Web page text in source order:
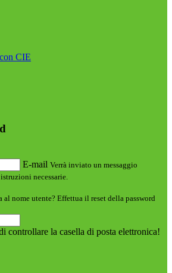
CIE
E-mail Verrà inviato un messaggio
necessarie.
al nome utente? Effettua il reset della password
controllare la casella di posta elettronica!